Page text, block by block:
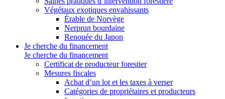
Végétaux exotiques envahissants
Érable de Norvège
Nerprun bourdaine
Renouée du Japon
Je cherche du financement
Je cherche du financement
Certificat de producteur forestier
Mesures fiscales
Achat d’un lot et les taxes à verser
Catégories de propriétaires et producteurs